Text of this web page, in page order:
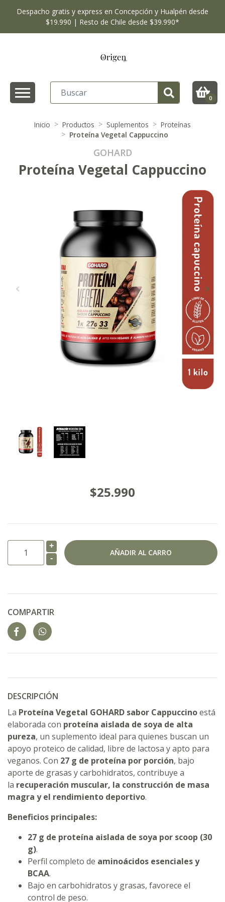
Despacho gratis y express en Concepción y Hualpén desde
$19.990 | Resto de Chile desde $39.990*
0
Inicio Productos Suplementos
Proteínas
Proteína Vegetal Cappuccino
GOHARD
Proteína Vegetal Cappuccino
$25.990
+
-
COMPARTIR
DESCRIPCIÓN
La Proteína Vegetal GOHARD sabor Cappuccinoestá
elaborada con proteína aislada de soya de alta
pureza, un suplemento ideal para quienes buscan un
apoyo proteico de calidad, libre de lactosa y apto para
veganos. Con 27 g de proteína por porción, bajo
aporte de grasas y carbohidratos, contribuye a
la recuperación muscular, la construcción de masa
magra y el rendimiento deportivo.
Beneficios principales:
27 g de proteína aislada de soya por scoop (30
g).
Perfil completo de aminoácidos esenciales y
BCAA.
Bajo en carbohidratos y grasas, favorece el
control de peso.